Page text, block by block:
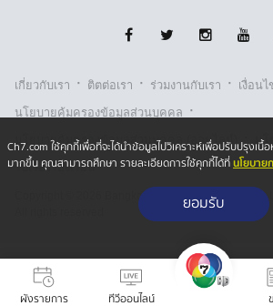
ผังรายการ ทีวีออนไลน์
เกี่ยวกับเรา · ติตต่อเรา · ร่วมงานกับเรา · เงื่อน
นโยบายคุ้มครองข้อมูลส่วนบุคคล ·
นโยบายคุ้มครองข้อมูลส่วนบุคคล (ออนไลน์) · น
รับเรื่องร้องเรียน
Copyright © 2026 Bangkok Broadcasting & T.V.
Ch7.com ใช้คุกกี้เพื่อที่จะได้นำข้อมูลไปวิเคราะห์เพื่อปรับปรุงเนื้
มากขึ้น คุณสามารถศึกษา รายละเอียดการใช้คุกกี้ได้ที่นโยบาย
ยอมรับ